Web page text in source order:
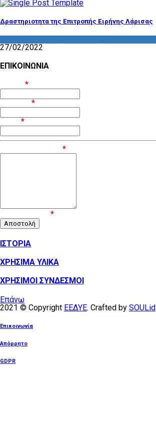
Δραστηριοτητα της Επιτροπής Ειρήνης Λάρισας
27/02/2022
ΕΠΙΚΟΙΝΩΝΙΑ
*
*
*
*
*
ΙΣΤΟΡΙΑ
ΧΡΗΣΙΜΑ ΥΛΙΚΑ
ΧΡΗΣΙΜΟΙ ΣΥΝΔΕΣΜΟΙ
Επάνω
2021 © Copyright ΕΕΔΥΕ. Crafted by SOULid
Επικοινωνία
Απόρρητο
GDPR